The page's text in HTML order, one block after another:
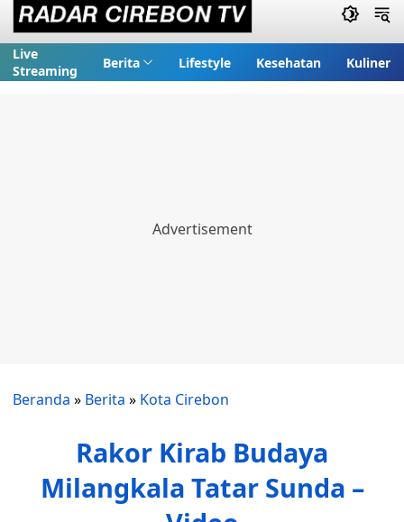
Live
Streaming
Berita Lifestyle Kesehatan Kuliner
Beranda » Berita » Kota Cirebon
Rakor Kirab Budaya
Milangkala Tatar Sunda –